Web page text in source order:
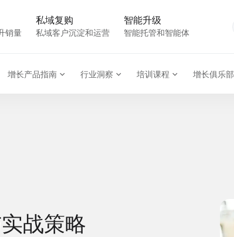
销量
私域复购
私域客户沉淀和运营
智能升级
智能托管和智能体
增长产品指南 行业洞察 培训课程 增长俱乐部
战策略